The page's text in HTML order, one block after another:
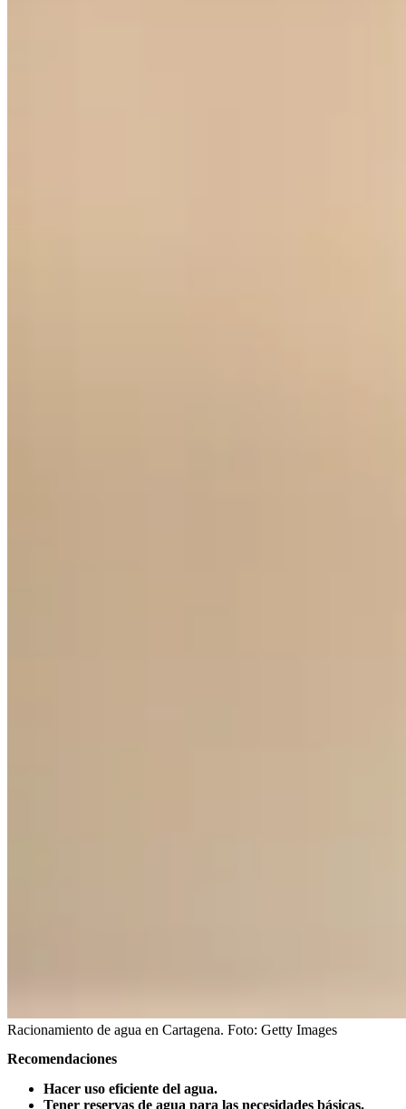
Racionamiento de agua en Cartagena. Foto: Getty Images
Recomendaciones
Hacer uso eficiente del agua.
Tener reservas de agua para las necesidades básicas.